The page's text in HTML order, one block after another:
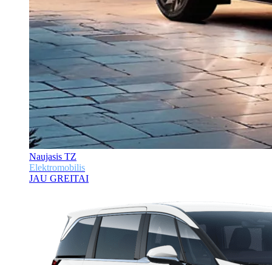
Naujasis TZ
Elektromobilis
JAU GREITAI